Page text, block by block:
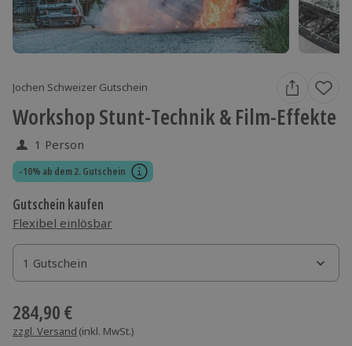
Jochen Schweizer Gutschein
Workshop Stunt-Technik & Film-Effekte
1 Person
-10% ab dem 2. Gutschein
Gutschein kaufen
Flexibel einlösbar
1 Gutschein
1 Gutschein
1 Gutschein
284,90 €
zzgl. Versand (inkl. MwSt.)